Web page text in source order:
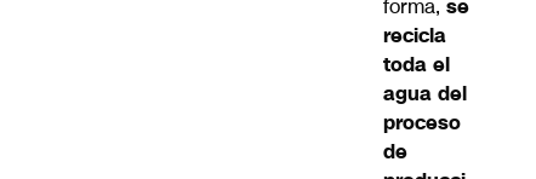
forma, se
recicla
toda el
agua del
proceso
de